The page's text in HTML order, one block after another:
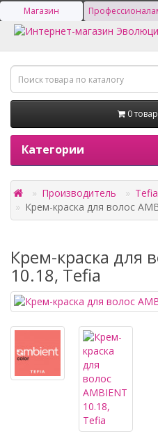
Магазин
0
Категории
Производитель
Крем-краска для волос
Крем-краска для
10.18, Tefia